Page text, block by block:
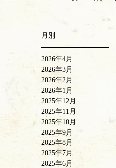
月別
2026年4月
2026年3月
2026年2月
2026年1月
2025年12月
2025年11月
2025年10月
2025年9月
2025年8月
2025年7月
2025年6月